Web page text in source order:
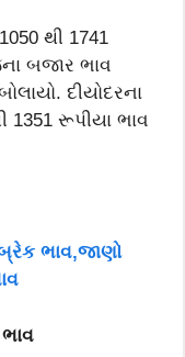
થી 1741
બજાર ભાવ
દીયોદરના
રૂપીયા ભાવ
ભાવ,જાણો